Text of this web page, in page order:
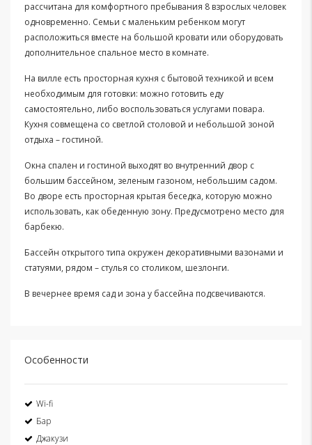
рассчитана для комфортного пребывания 8 взрослых человек
одновременно. Семьи с маленьким ребенком могут
расположиться вместе на большой кровати или оборудовать
дополнительное спальное место в комнате.
На вилле есть просторная кухня с бытовой техникой и всем
необходимым для готовки: можно готовить еду
самостоятельно, либо воспользоваться услугами повара.
Кухня совмещена со светлой столовой и небольшой зоной
отдыха – гостиной.
Окна спален и гостиной выходят во внутренний двор с
большим бассейном, зеленым газоном, небольшим садом.
Во дворе есть просторная крытая беседка, которую можно
использовать, как обеденную зону. Предусмотрено место для
барбекю.
Бассейн открытого типа окружен декоративными вазонами и
статуями, рядом – стулья со столиком, шезлонги.
В вечернее время сад и зона у бассейна подсвечиваются.
Особенности
Wi-fi
Бар
Джакузи